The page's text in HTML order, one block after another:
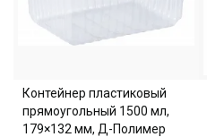
Контейнер пластиковый
прямоугольный 1500 мл,
179×132 мм, Д-Полимер